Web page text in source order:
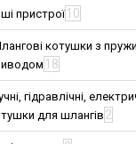
пристрої10
котушки з
18
гідравлічні,
для шлангів 2